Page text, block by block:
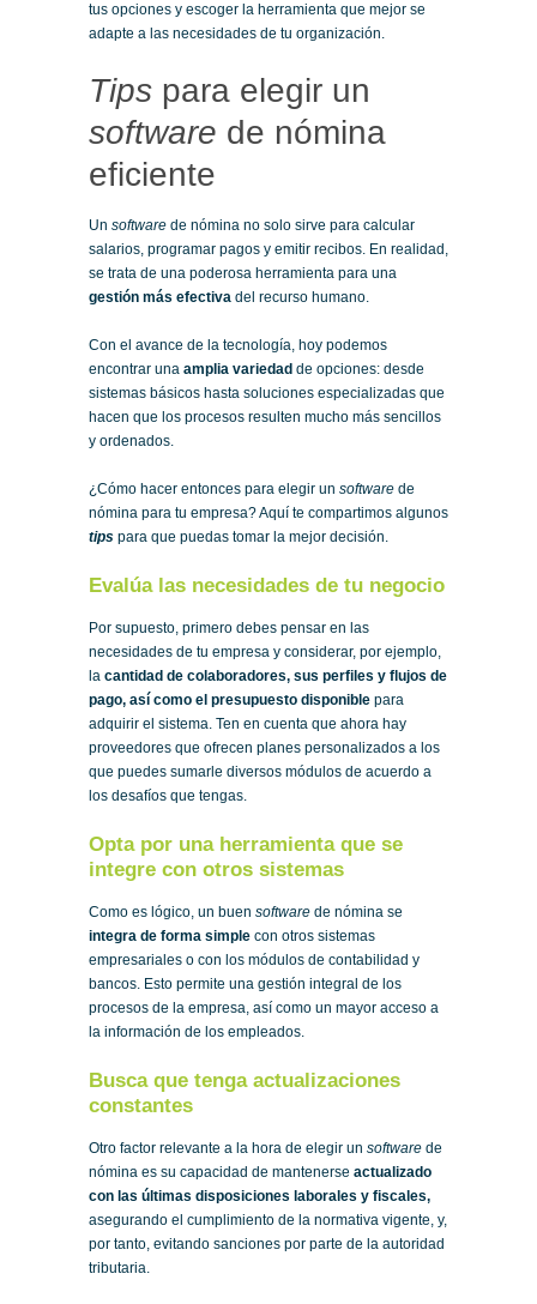
tus opciones y escoger la herramienta que mejor se
adapte a las necesidades de tu organización.
Tips para elegir un
software de nómina
eficiente
Un software de nómina no solo sirve para calcular
salarios, programar pagos y emitir recibos. En realidad,
se trata de una poderosa herramienta para una
gestión más efectiva del recurso humano.
Con el avance de la tecnología, hoy podemos
encontrar una amplia variedad de opciones: desde
sistemas básicos hasta soluciones especializadas que
hacen que los procesos resulten mucho más sencillos
y ordenados.
¿Cómo hacer entonces para elegir un software de
nómina para tu empresa? Aquí te compartimos algunos
tips para que puedas tomar la mejor decisión.
Evalúa las necesidades de tu negocio
Por supuesto, primero debes pensar en las
necesidades de tu empresa y considerar, por ejemplo,
la cantidad de colaboradores, sus perfiles y flujos de
pago, así como el presupuesto disponible para
adquirir el sistema. Ten en cuenta que ahora hay
proveedores que ofrecen planes personalizados a los
que puedes sumarle diversos módulos de acuerdo a
los desafíos que tengas.
Opta por una herramienta que se
integre con otros sistemas
Como es lógico, un buen software de nómina se
integra de forma simple con otros sistemas
empresariales o con los módulos de contabilidad y
bancos. Esto permite una gestión integral de los
procesos de la empresa, así como un mayor acceso a
la información de los empleados.
Busca que tenga actualizaciones
constantes
Otro factor relevante a la hora de elegir un software de
nómina es su capacidad de mantenerse actualizado
con las últimas disposiciones laborales y fiscales,
asegurando el cumplimiento de la normativa vigente, y,
por tanto, evitando sanciones por parte de la autoridad
tributaria.